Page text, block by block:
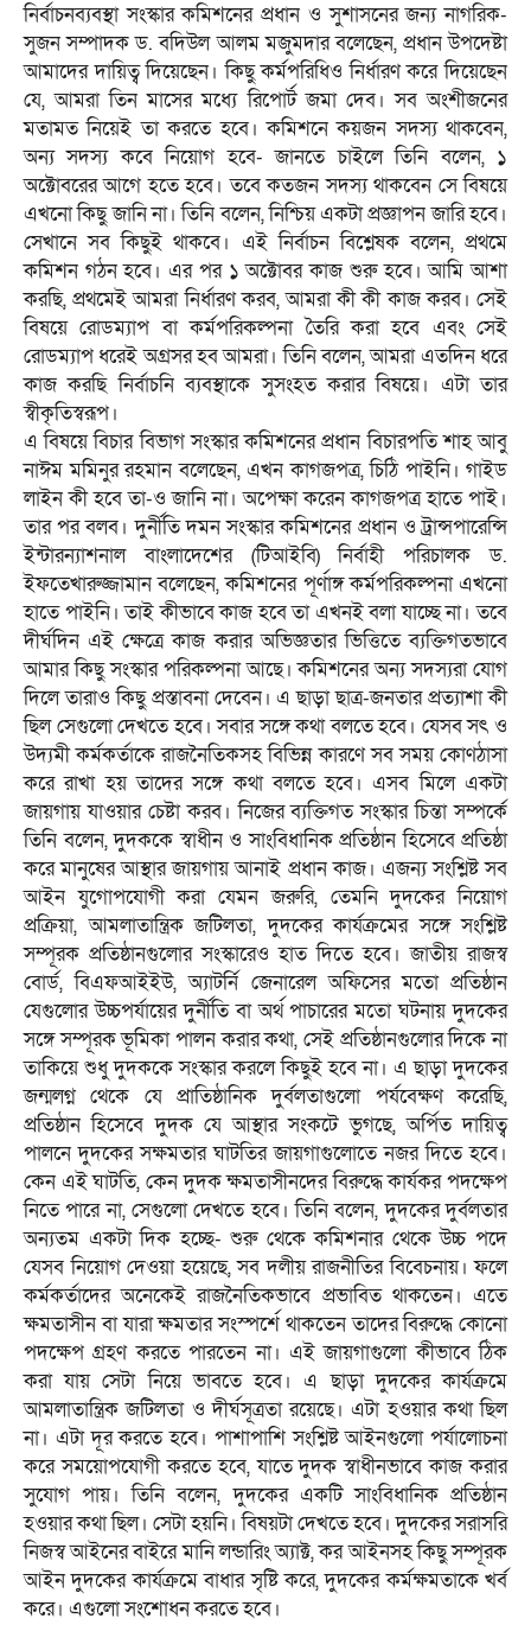
নির্বাচনব্যবস্থা সংস্কার কমিশনের প্রধান ও সুশাসনের জন্য নাগরিক-
সুজন সম্পাদক ড. বদিউল আলম মজুমদার বলেছেন, প্রধান উপদেষ্টা
আমাদের দায়িত্ব দিয়েছেন। কিছু কর্মপরিধিও নির্ধারণ করে দিয়েছেন
যে, আমরা তিন মাসের মধ্যে রিপোর্ট জমা দেব। সব অংশীজনের
মতামত নিয়েই তা করতে হবে। কমিশনে কয়জন সদস্য থাকবেন,
অন্য সদস্য কবে নিয়োগ হবে- জানতে চাইলে তিনি বলেন, ১
অক্টোবরের আগে হতে হবে। তবে কতজন সদস্য থাকবেন সে বিষয়ে
এখনো কিছু জানি না। তিনি বলেন, নিশ্চিয় একটা প্রজ্ঞাপন জারি হবে।
সেখানে সব কিছুই থাকবে। এই নির্বাচন বিশ্লেষক বলেন, প্রথমে
কমিশন গঠন হবে। এর পর ১ অক্টোবর কাজ শুরু হবে। আমি আশা
করছি, প্রথমেই আমরা নির্ধারণ করব, আমরা কী কী কাজ করব। সেই
বিষয়ে রোডম্যাপ বা কর্মপরিকল্পনা তৈরি করা হবে এবং সেই
রোডম্যাপ ধরেই অগ্রসর হব আমরা। তিনি বলেন, আমরা এতদিন ধরে
কাজ করছি নির্বাচনি ব্যবস্থাকে সুসংহত করার বিষয়ে। এটা তার
স্বীকৃতিস্বরূপ।
এ বিষয়ে বিচার বিভাগ সংস্কার কমিশনের প্রধান বিচারপতি শাহ আবু
নাঈম মমিনুর রহমান বলেছেন, এখন কাগজপত্র, চিঠি পাইনি। গাইড
লাইন কী হবে তা-ও জানি না। অপেক্ষা করেন কাগজপত্র হাতে পাই।
তার পর বলব। দুর্নীতি দমন সংস্কার কমিশনের প্রধান ও ট্রান্সপারেন্সি
ইন্টারন্যাশনাল বাংলাদেশের (টিআইবি) নির্বাহী পরিচালক ড.
ইফতেখারুজ্জামান বলেছেন, কমিশনের পূর্ণাঙ্গ কর্মপরিকল্পনা এখনো
হাতে পাইনি। তাই কীভাবে কাজ হবে তা এখনই বলা যাচ্ছে না। তবে
দীর্ঘদিন এই ক্ষেত্রে কাজ করার অভিজ্ঞতার ভিত্তিতে ব্যক্তিগতভাবে
আমার কিছু সংস্কার পরিকল্পনা আছে। কমিশনের অন্য সদস্যরা যোগ
দিলে তারাও কিছু প্রস্তাবনা দেবেন। এ ছাড়া ছাত্র-জনতার প্রত্যাশা কী
ছিল সেগুলো দেখতে হবে। সবার সঙ্গে কথা বলতে হবে। যেসব সৎ ও
উদ্যমী কর্মকর্তাকে রাজনৈতিকসহ বিভিন্ন কারণে সব সময় কোণঠাসা
করে রাখা হয় তাদের সঙ্গে কথা বলতে হবে। এসব মিলে একটা
জায়গায় যাওয়ার চেষ্টা করব। নিজের ব্যক্তিগত সংস্কার চিন্তা সম্পর্কে
তিনি বলেন, দুদককে স্বাধীন ও সাংবিধানিক প্রতিষ্ঠান হিসেবে প্রতিষ্ঠা
করে মানুষের আস্থার জায়গায় আনাই প্রধান কাজ। এজন্য সংশ্লিষ্ট সব
আইন যুগোপযোগী করা যেমন জরুরি, তেমনি দুদকের নিয়োগ
প্রক্রিয়া, আমলাতান্ত্রিক জটিলতা, দুদকের কার্যক্রমের সঙ্গে সংশ্লিষ্ট
সম্পূরক প্রতিষ্ঠানগুলোর সংস্কারেও হাত দিতে হবে। জাতীয় রাজস্ব
বোর্ড, বিএফআইইউ, অ্যাটর্নি জেনারেল অফিসের মতো প্রতিষ্ঠান
যেগুলোর উচ্চপর্যায়ের দুর্নীতি বা অর্থ পাচারের মতো ঘটনায় দুদকের
সঙ্গে সম্পূরক ভূমিকা পালন করার কথা, সেই প্রতিষ্ঠানগুলোর দিকে না
তাকিয়ে শুধু দুদককে সংস্কার করলে কিছুই হবে না। এ ছাড়া দুদকের
জন্মলগ্ন থেকে যে প্রাতিষ্ঠানিক দুর্বলতাগুলো পর্যবেক্ষণ করেছি,
প্রতিষ্ঠান হিসেবে দুদক যে আস্থার সংকটে ভুগছে, অর্পিত দায়িত্ব
পালনে দুদকের সক্ষমতার ঘাটতির জায়গাগুলোতে নজর দিতে হবে।
কেন এই ঘাটতি, কেন দুদক ক্ষমতাসীনদের বিরুদ্ধে কার্যকর পদক্ষেপ
নিতে পারে না, সেগুলো দেখতে হবে। তিনি বলেন, দুদকের দুর্বলতার
অন্যতম একটা দিক হচ্ছে- শুরু থেকে কমিশনার থেকে উচ্চ পদে
যেসব নিয়োগ দেওয়া হয়েছে, সব দলীয় রাজনীতির বিবেচনায়। ফলে
কর্মকর্তাদের অনেকেই রাজনৈতিকভাবে প্রভাবিত থাকতেন। এতে
ক্ষমতাসীন বা যারা ক্ষমতার সংস্পর্শে থাকতেন তাদের বিরুদ্ধে কোনো
পদক্ষেপ গ্রহণ করতে পারতেন না। এই জায়গাগুলো কীভাবে ঠিক
করা যায় সেটা নিয়ে ভাবতে হবে। এ ছাড়া দুদকের কার্যক্রমে
আমলাতান্ত্রিক জটিলতা ও দীর্ঘসূত্রতা রয়েছে। এটা হওয়ার কথা ছিল
না। এটা দূর করতে হবে। পাশাপাশি সংশ্লিষ্ট আইনগুলো পর্যালোচনা
করে সময়োপযোগী করতে হবে, যাতে দুদক স্বাধীনভাবে কাজ করার
সুযোগ পায়। তিনি বলেন, দুদকের একটি সাংবিধানিক প্রতিষ্ঠান
হওয়ার কথা ছিল। সেটা হয়নি। বিষয়টা দেখতে হবে। দুদকের সরাসরি
নিজস্ব আইনের বাইরে মানি লন্ডারিং অ্যাক্ট, কর আইনসহ কিছু সম্পূরক
আইন দুদকের কার্যক্রমে বাধার সৃষ্টি করে, দুদকের কর্মক্ষমতাকে খর্ব
করে। এগুলো সংশোধন করতে হবে।